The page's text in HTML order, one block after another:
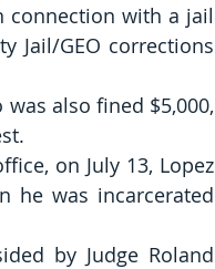
connection with a jail
Jail/GEO corrections
also fined $5,000,
on July 13, Lopez
he was incarcerated
by Judge Roland